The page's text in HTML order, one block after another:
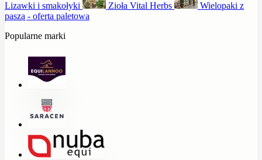
Lizawki i smakołyki Zioła Vital Herbs
Wielopaki z
paszą - oferta paletowa
Popularne marki